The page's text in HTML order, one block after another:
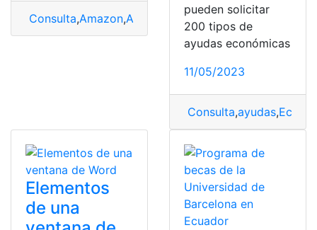
Consulta,Amazon,Ayuda Estafas, Mejorar Servicio
pueden solicitar
200 tipos de
ayudas económicas
11/05/2023
Consulta,ayudas,
Elementos
de una